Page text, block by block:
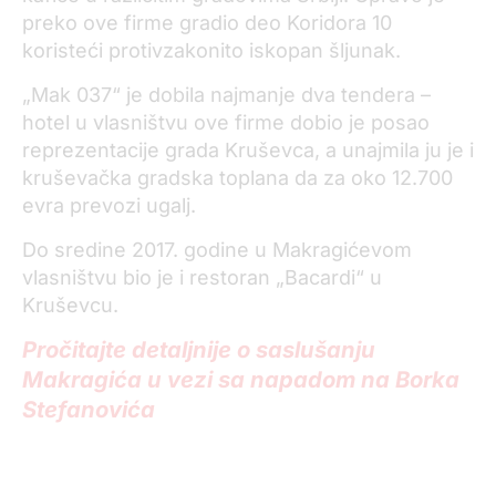
preko ove firme gradio deo Koridora 10
koristeći protivzakonito iskopan šljunak.
„Mak 037“ je dobila najmanje dva tendera –
hotel u vlasništvu ove firme dobio je posao
reprezentacije grada Kruševca, a unajmila ju je i
kruševačka gradska toplana da za oko 12.700
evra prevozi ugalj.
Do sredine 2017. godine u Makragićevom
vlasništvu bio je i restoran „Bacardi“ u
Kruševcu.
Pročitajte detaljnije o saslušanju
Makragića u vezi sa napadom na Borka
Stefanovića